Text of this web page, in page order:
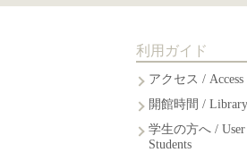
利用ガイド
アクセス / Access
開館時間 /
学生の方へ /
Students